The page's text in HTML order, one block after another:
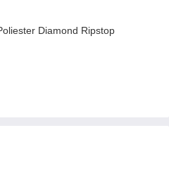
Diamond Ripstop